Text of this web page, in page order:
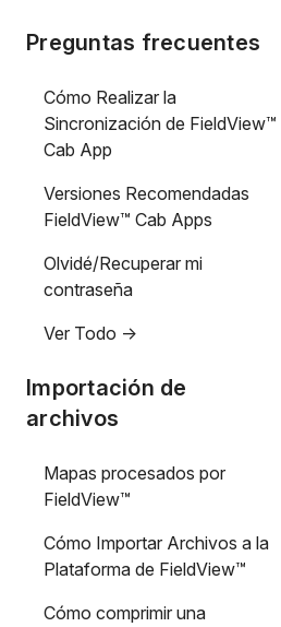
Preguntas frecuentes
Cómo Realizar la
Sincronización de FieldView™
Cab App
Versiones Recomendadas
FieldView™ Cab Apps
Olvidé/Recuperar mi
contraseña
Ver Todo ->
Importación de
archivos
Mapas procesados por
FieldView™
Cómo Importar Archivos a la
Plataforma de FieldView™
Cómo comprimir una